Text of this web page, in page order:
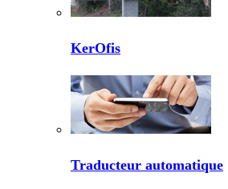
KerOfis
Traducteur automatique